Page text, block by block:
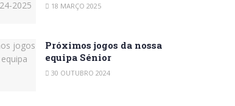
18 MARÇO 2025
Próximos jogos da nossa
equipa Sénior
30 OUTUBRO 2024